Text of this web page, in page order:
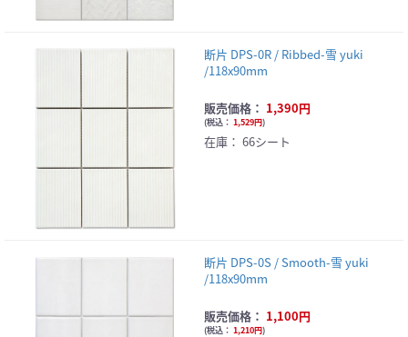
断片 DPS-0R / Ribbed-雪 yuki
/118x90mm
販売価格： 1,390円
(税込： 1,529円)
在庫： 66シート
断片 DPS-0S / Smooth-雪 yuki
/118x90mm
販売価格： 1,100円
(税込： 1,210円)